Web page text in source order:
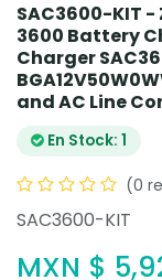
SAC3600-KIT
3600 Battery
Charger
and AC Line
En Stock: 1
(0
SAC3600-KIT
MXN $